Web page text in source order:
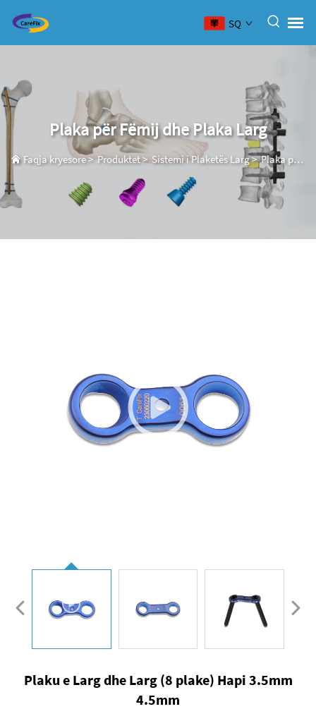
SQ
Plaka për Fëmij dhe Plaka Larg
Faqja kryesore>Produktet> Sistemi i Plaketës Larg>Plaka për Fëmij dhe Plaka Larg
Plaku e Larg dhe Larg (8 plake) Hapi 3.5mm
4.5mm